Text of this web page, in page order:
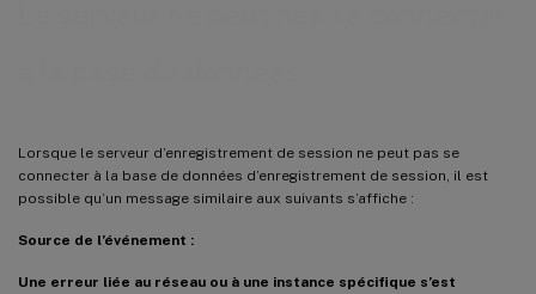
Lorsque le serveur d’enregistrement de session ne peut pas se
connecter à la base de données d’enregistrement de session, il est
possible qu’un message similaire aux suivants s’affiche :
Source de l’événement :
Une erreur liée au réseau ou à une instance spécifique s’est